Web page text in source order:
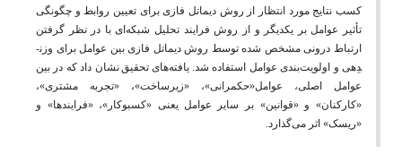
کسب نتایج مورد انتظار از روش دیماتل فازی برای تعیین روابط و چگونگی
تأثیر عوامل بر یکدیگر و از روش فرایند تحلیل شبکه‌ای با در نظر گرفتن
ارتباط درونی مشخص شده توسط روش دیماتل فازی بین عوامل برای وزن­
دِهی و اولویت‌بندی عوامل استفاده شد. یافته‌های تحقیقنشان داد که در بین
عوامل اصلی، عوامل«حکمرانی»، «زیرساخت»، «تجربه مشتری»،
«کارکنان» و «قوانین» بر سایر عوامل یعنی «کسب­و­کار»، «فرایندها» و
«ریسک» اثر می‌گذارد.